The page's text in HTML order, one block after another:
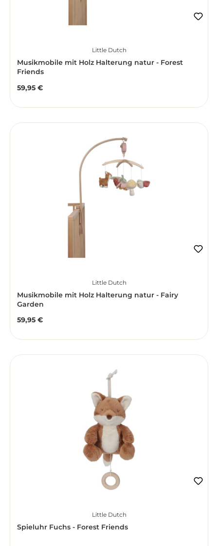
Little Dutch
Musikmobile mit Holz Halterung natur - Forest
Friends
Regulärer Preis:
59,95 €
Little Dutch
Musikmobile mit Holz Halterung natur - Fairy
Garden
Regulärer Preis:
59,95 €
Little Dutch
Spieluhr Fuchs - Forest Friends